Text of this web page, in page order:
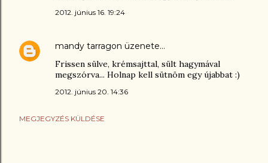
2012. június 16. 19:24
mandy tarragon üzenete…
Frissen sülve, krémsajttal, sült hagymával
megszórva... Holnap kell sütnöm egy újabbat :)
2012. június 20. 14:36
MEGJEGYZÉS KÜLDÉSE